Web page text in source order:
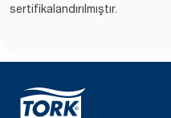
sertifikalandırılmıştır.